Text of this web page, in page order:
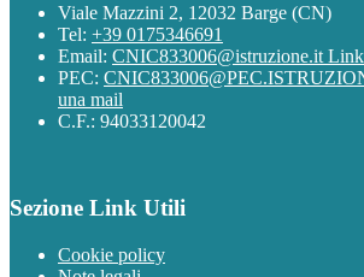
Viale Mazzini 2, 12032 Barge (CN)
Tel: +39 0175346691
Email: CNIC833006@istruzione.it Link
PEC:
una mail
C.F.: 94033120042
Sezione Link Utili
Cookie policy